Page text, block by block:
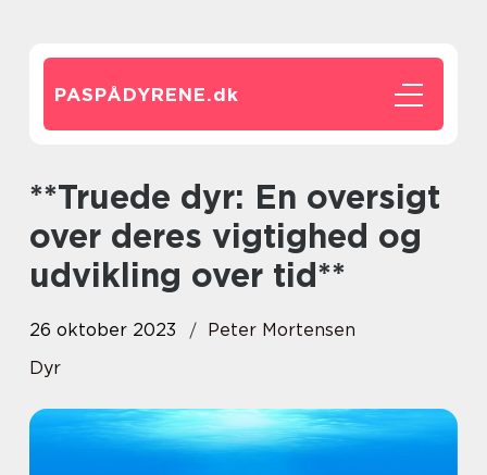
PASPÅDYRENE.dk
**Truede dyr: En oversigt
over deres vigtighed og
udvikling over tid**
26 oktober 2023
Peter Mortensen
Dyr